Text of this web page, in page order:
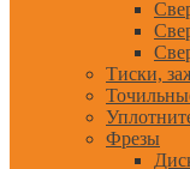
Тиски,
Фрезы